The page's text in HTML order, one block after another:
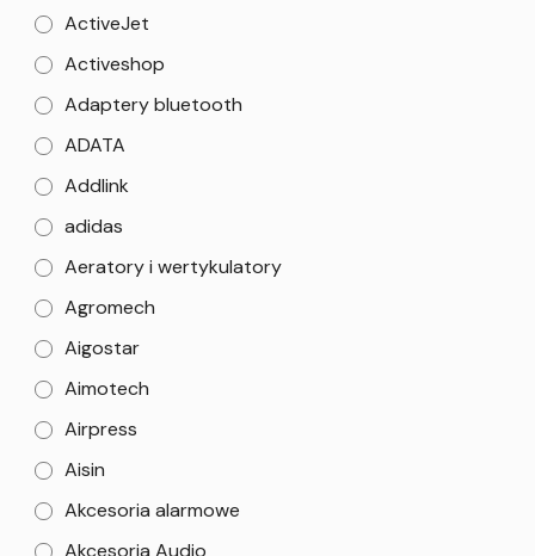
ActiveJet
Activeshop
Adaptery bluetooth
ADATA
Addlink
adidas
Aeratory i wertykulatory
Agromech
Aigostar
Aimotech
Airpress
Aisin
Akcesoria alarmowe
Akcesoria Audio